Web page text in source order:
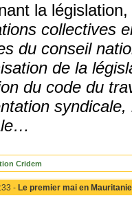
la
collectives
du conseil
de la
du code du
Cridem
- Le premier mai en